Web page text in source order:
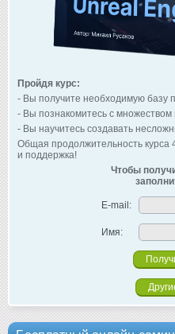
Пройдя курс:
- Вы получите необходимую базу
- Вы познакомитесь с множеством
- Вы научитесь создавать
Общая продолжительность курса
и поддержка!
Чтобы
E-mail:
Имя: